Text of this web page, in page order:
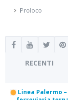
Proloco
RECENTI
Linea Palermo